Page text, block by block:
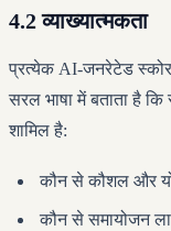
4.2 व्याख्यात्मकता
प्रत्येक AI-जनरेटेड
सरल भाषा में बताता है
शामिल है:
कौन से कौशल और
कौन से समायोजन